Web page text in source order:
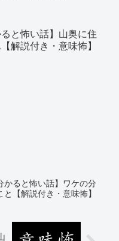
ると怖い話】山奥に住
解説付き・意味怖】
かると怖い話】ワケの分
と【解説付き・意味怖】